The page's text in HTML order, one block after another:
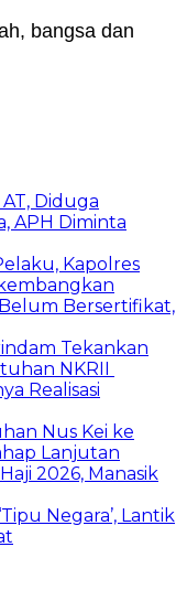
bangsa dan
Diduga
APH Diminta
Kapolres
Bersertifikat,
Tekankan
NKRII
Realisasi
Nus Kei ke
Lanjutan
2026, Manasik
Negara’, Lantik